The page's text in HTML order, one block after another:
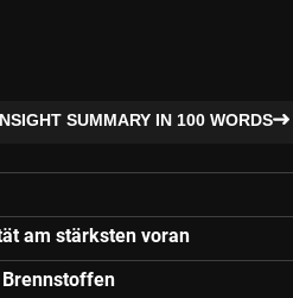
SUMMARY IN 100 WORDS
am stärksten voran